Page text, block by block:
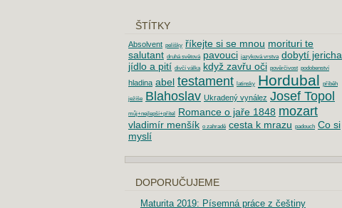
ŠTÍTKY
Absolvent pelíšky říkejte si se mnou morituri te
salutant druhá světová pavouci jazyková vrstva dobytí jericha
jídlo a pití divčí válka když zavřu oči pověrčivost podobenství
hladina abel testament latinsky Hordubal příběh
ježíše Blahoslav Ukradený vynález Josef Topol
můj+nejlepší+přítel Romance o jaře 1848 mozart
vladimír menšík o zahradě cesta k mrazu padouch Co si
myslí
DOPORUČUJEME
Maturita 2019: Písemná práce z češtiny